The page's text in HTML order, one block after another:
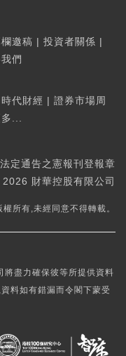
邀稿 | 投資者關係 |
們
時代財經 | 證券市場周
...
定通告之憲報刊登報章
財華控股有限公司
所有,未經同意不得轉載。
將盡力確保彼等所提供資料
料如有錯漏而令閣下蒙受